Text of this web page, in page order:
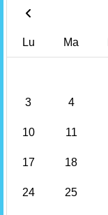
Lu Ma
3 4
10 11
17 18
24 25